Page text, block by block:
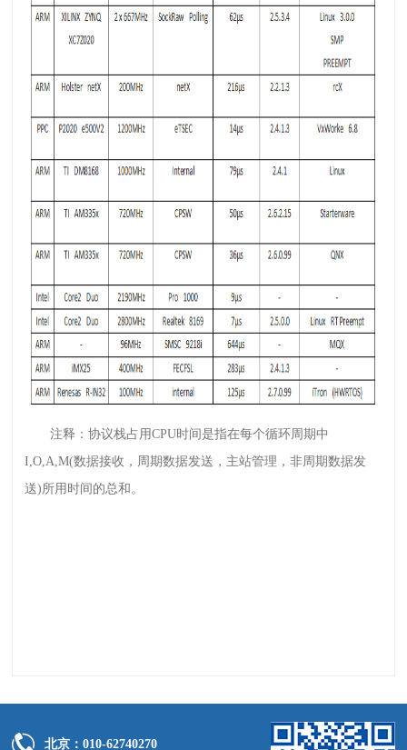
注释：协议栈占用CPU时间是指在每个循环周期中
I,O,A,M(数据接收，周期数据发送，主站管理，非周期数据发
送)所用时间的总和。
北京：010-62740270